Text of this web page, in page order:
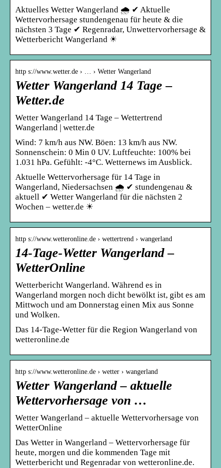
Aktuelles Wetter Wangerland 🌧️ ✔ Aktuelle
Wettervorhersage stundengenau für heute & die
nächsten 3 Tage ✔ Regenradar, Unwettervorhersage &
Wetterbericht Wangerland ☀
http s://www.wetter.de › … › Wetter Wangerland
Wetter Wangerland 14 Tage –
Wetter.de
Wetter Wangerland 14 Tage – Wettertrend
Wangerland | wetter.de
Wind: 7 km/h aus NW. Böen: 13 km/h aus NW.
Sonnenschein: 0 Min 0 UV. Luftfeuchte: 100% bei
1.031 hPa. Gefühlt: -4°C. Wetternews im Ausblick.
Aktuelle Wettervorhersage für 14 Tage in
Wangerland, Niedersachsen 🌧️ ✔ stundengenau &
aktuell ✔ Wetter Wangerland für die nächsten 2
Wochen – wetter.de ☀
http s://www.wetteronline.de › wettertrend › wangerland
14-Tage-Wetter Wangerland –
WetterOnline
Wetterbericht Wangerland. Während es in
Wangerland morgen noch dicht bewölkt ist, gibt es am
Mittwoch und am Donnerstag einen Mix aus Sonne
und Wolken.
Das 14-Tage-Wetter für die Region Wangerland von
wetteronline.de
http s://www.wetteronline.de › wetter › wangerland
Wetter Wangerland – aktuelle
Wettervorhersage von …
Wetter Wangerland – aktuelle Wettervorhersage von
WetterOnline
Das Wetter in Wangerland – Wettervorhersage für
heute, morgen und die kommenden Tage mit
Wetterbericht und Regenradar von wetteronline.de.